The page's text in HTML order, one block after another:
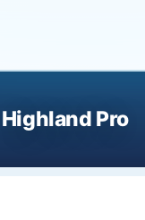
Highland Pro